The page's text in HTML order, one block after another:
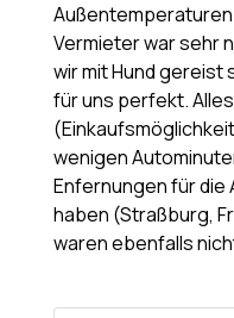
Vermieter war sehr
wir mit Hund gereist
für uns perfekt.
wenigen
Enfernungen für die
haben (Straßburg,
waren ebenfalls